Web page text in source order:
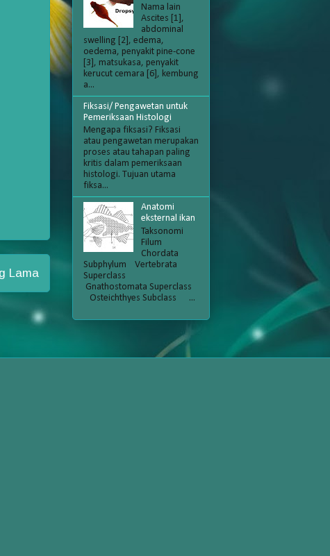
Lama
Nama lain
Ascites [1],
abdominal
swelling [2], edema,
oedema, penyakit pine-cone
[3], matsukasa, penyakit
kerucut cemara [6], kembung
a...
Fiksasi/ Pengawetan untuk
Pemeriksaan Histologi
Mengapa fiksasi? Fiksasi
atau pengawetan merupakan
proses atau tahapan paling
kritis dalam pemeriksaan
histologi. Tujuan utama
fiksa...
Anatomi
eksternal ikan
Taksonomi
Filum
Chordata
Subphylum Vertebrata
Superclass
Gnathostomata Superclass
Osteichthyes Subclass ...